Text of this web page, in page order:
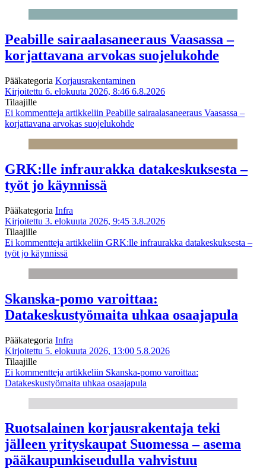
Peabille sairaalasaneeraus Vaasassa –
korjattavana arvokas suojelukohde
Pääkategoria Korjausrakentaminen
Kirjoitettu 6. elokuuta 2026, 8:46 6.8.2026
Tilaajille
Ei kommentteja artikkeliin Peabille sairaalasaneeraus Vaasassa –
korjattavana arvokas suojelukohde
GRK:lle infraurakka datakeskuksesta –
työt jo käynnissä
Pääkategoria Infra
Kirjoitettu 3. elokuuta 2026, 9:45 3.8.2026
Tilaajille
Ei kommentteja artikkeliin GRK:lle infraurakka datakeskuksesta –
työt jo käynnissä
Skanska-pomo varoittaa:
Datakeskustyömaita uhkaa osaajapula
Pääkategoria Infra
Kirjoitettu 5. elokuuta 2026, 13:00 5.8.2026
Tilaajille
Ei kommentteja artikkeliin Skanska-pomo varoittaa:
Datakeskustyömaita uhkaa osaajapula
Ruotsalainen korjausrakentaja teki
jälleen yrityskaupat Suomessa – asema
pääkaupunkiseudulla vahvistuu